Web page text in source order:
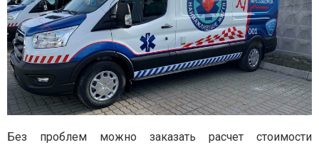
Без проблем можно заказать расчет стоимости